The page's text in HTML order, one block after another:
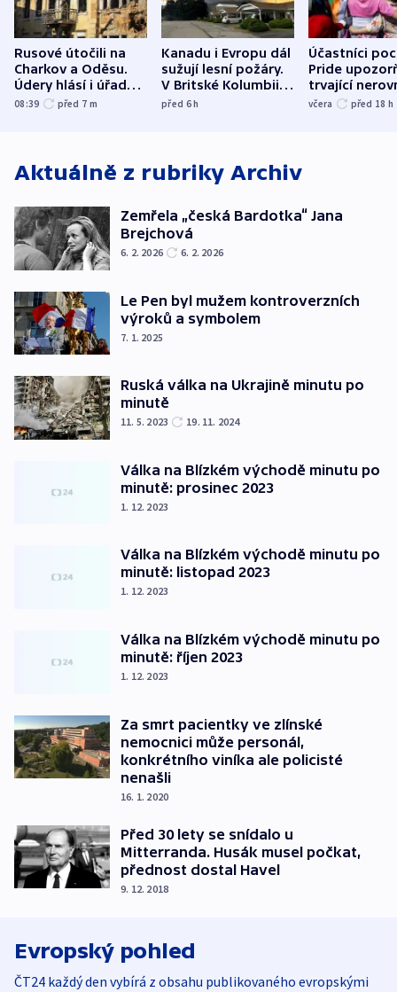
Rusové útočili na
Charkov a Oděsu.
Údery hlásí i úřady v
Bělgorodu
08:39 před 7 m
Kanadu i Evropu dál
sužují lesní požáry.
V Britské Kolumbii
evakuovali tisíce lidí
před 6h
Účastníci
Pride
trvající
včera před 18 h
Aktuálně z rubriky Archiv
Zemřela „česká Bardotka“ Jana
Brejchová
6. 2. 2026 6. 2. 2026
Le Pen byl mužem kontroverzních
výroků a symbolem
7. 1. 2025
Ruská válka na Ukrajině minutu po
minutě
11. 5. 2023 19. 11. 2024
Válka na Blízkém východě minutu po
minutě: prosinec 2023
1. 12. 2023
Válka na Blízkém východě minutu po
minutě: listopad 2023
1. 12. 2023
Válka na Blízkém východě minutu po
minutě: říjen 2023
1. 12. 2023
Za smrt pacientky ve zlínské
nemocnici může personál,
konkrétního viníka ale policisté
nenašli
16. 1. 2020
Před 30 lety se snídalo u
Mitterranda. Husák musel počkat,
přednost dostal Havel
9. 12. 2018
Evropský pohled
ČT24 každý den vybírá z obsahu publikovaného evropskými